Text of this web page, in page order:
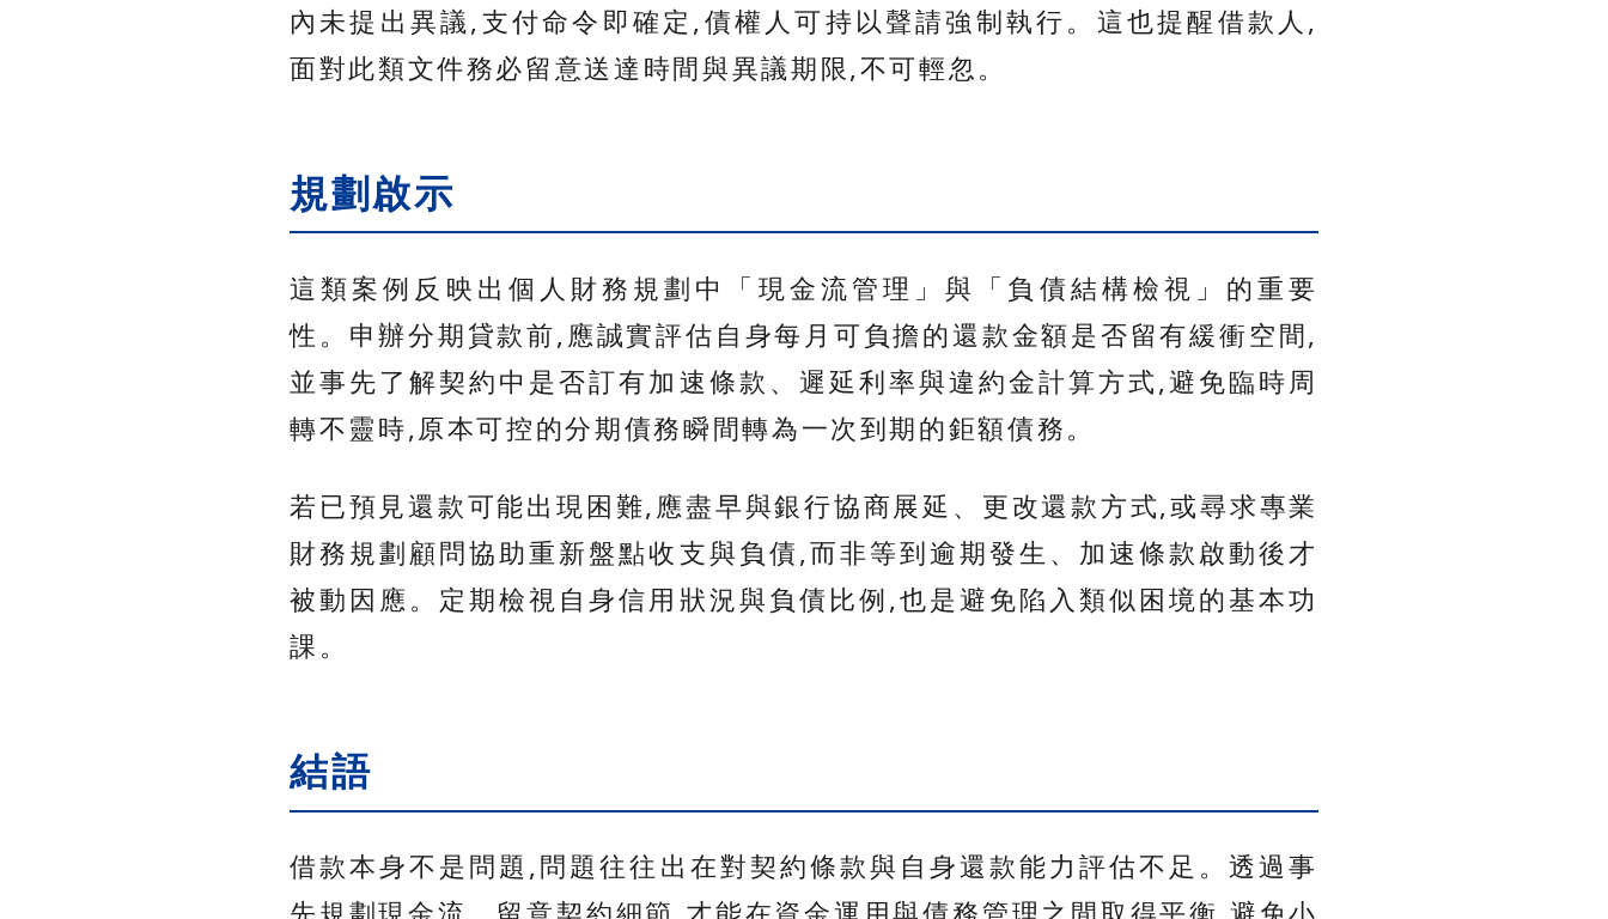
內未提出異議,支付命令即確定,債權人可持以聲請強制執行。這也提醒借款人,
面對此類文件務必留意送達時間與異議期限,不可輕忽。
規劃啟示
這類案例反映出個人財務規劃中「現金流管理」與「負債結構檢視」的重要
性。申辦分期貸款前,應誠實評估自身每月可負擔的還款金額是否留有緩衝空間,
並事先了解契約中是否訂有加速條款、遲延利率與違約金計算方式,避免臨時周
轉不靈時,原本可控的分期債務瞬間轉為一次到期的鉅額債務。
若已預見還款可能出現困難,應盡早與銀行協商展延、更改還款方式,或尋求專業
財務規劃顧問協助重新盤點收支與負債,而非等到逾期發生、加速條款啟動後才
被動因應。定期檢視自身信用狀況與負債比例,也是避免陷入類似困境的基本功
課。
結語
借款本身不是問題,問題往往出在對契約條款與自身還款能力評估不足。透過事